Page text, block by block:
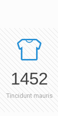
1452
Tincidunt mauris